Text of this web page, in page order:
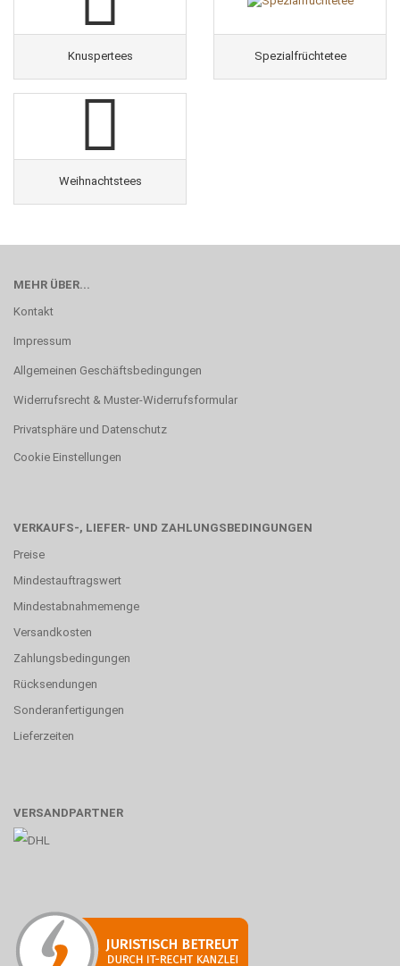
Knuspertees Spezialfrüchtetee
Weihnachtstees
MEHR ÜBER...
Kontakt
Impressum
Allgemeinen Geschäftsbedingungen
Widerrufsrecht & Muster-Widerrufsformular
Privatsphäre und Datenschutz
Cookie Einstellungen
VERKAUFS-, LIEFER- UND ZAHLUNGSBEDINGUNGEN
Preise
Mindestauftragswert
Mindestabnahmemenge
Versandkosten
Zahlungsbedingungen
Rücksendungen
Sonderanfertigungen
Lieferzeiten
VERSANDPARTNER